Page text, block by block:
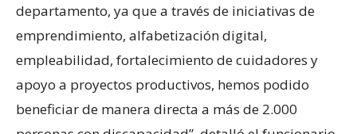
departamento, ya que a través de iniciativas de
emprendimiento, alfabetización digital,
empleabilidad, fortalecimiento de cuidadores y
apoyo a proyectos productivos, hemos podido
beneficiar de manera directa a más de 2.000